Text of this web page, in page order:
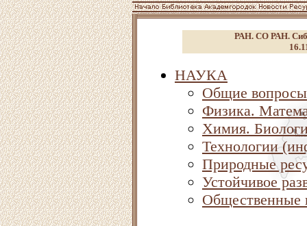
РАН. СО РАН.
НАУКА
Общие вопросы
Физика.
Химия.
Технологии
Природные
Устойчивое
Общественные